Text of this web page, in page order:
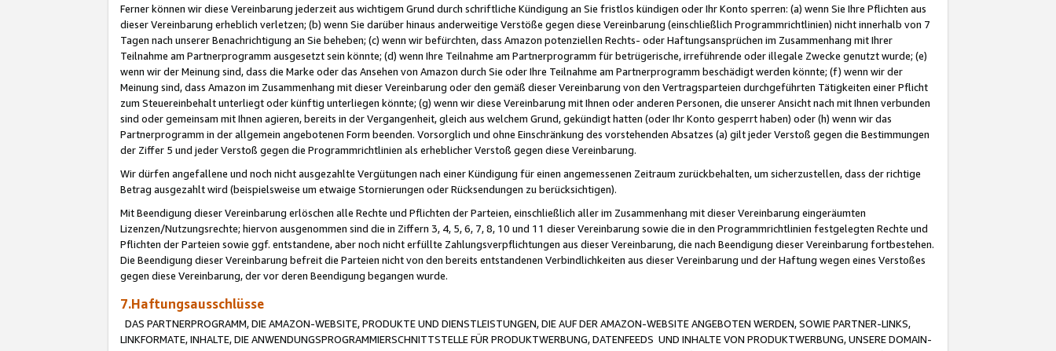
Ferner können wir diese Vereinbarung jederzeit aus wichtigem Grund durch schriftliche Kündigung an Sie fristlos kündigen oder Ihr Konto sperren: (a) wenn Sie Ihre Pflichten aus
dieser Vereinbarung erheblich verletzen; (b) wenn Sie darüber hinaus anderweitige Verstöße gegen diese Vereinbarung (einschließlich Programmrichtlinien) nicht innerhalb von 7
Tagen nach unserer Benachrichtigung an Sie beheben; (c) wenn wir befürchten, dass Amazon potenziellen Rechts- oder Haftungsansprüchen im Zusammenhang mit Ihrer
Teilnahme am Partnerprogramm ausgesetzt sein könnte; (d) wenn Ihre Teilnahme am Partnerprogramm für betrügerische, irreführende oder illegale Zwecke genutzt wurde; (e)
wenn wir der Meinung sind, dass die Marke oder das Ansehen von Amazon durch Sie oder Ihre Teilnahme am Partnerprogramm beschädigt werden könnte; (f) wenn wir der
Meinung sind, dass Amazon im Zusammenhang mit dieser Vereinbarung oder den gemäß dieser Vereinbarung von den Vertragsparteien durchgeführten Tätigkeiten einer Pflicht
zum Steuereinbehalt unterliegt oder künftig unterliegen könnte; (g) wenn wir diese Vereinbarung mit Ihnen oder anderen Personen, die unserer Ansicht nach mit Ihnen verbunden
sind oder gemeinsam mit Ihnen agieren, bereits in der Vergangenheit, gleich aus welchem Grund, gekündigt hatten (oder Ihr Konto gesperrt haben) oder (h) wenn wir das
Partnerprogramm in der allgemein angebotenen Form beenden. Vorsorglich und ohne Einschränkung des vorstehenden Absatzes (a) gilt jeder Verstoß gegen die Bestimmungen
der Ziffer 5 und jeder Verstoß gegen die Programmrichtlinien als erheblicher Verstoß gegen diese Vereinbarung.
Wir dürfen angefallene und noch nicht ausgezahlte Vergütungen nach einer Kündigung für einen angemessenen Zeitraum zurückbehalten, um sicherzustellen, dass der richtige
Betrag ausgezahlt wird (beispielsweise um etwaige Stornierungen oder Rücksendungen zu berücksichtigen).
Mit Beendigung dieser Vereinbarung erlöschen alle Rechte und Pflichten der Parteien, einschließlich aller im Zusammenhang mit dieser Vereinbarung eingeräumten
Lizenzen/Nutzungsrechte; hiervon ausgenommen sind die in Ziffern 3, 4, 5, 6, 7, 8, 10 und 11 dieser Vereinbarung sowie die in den Programmrichtlinien festgelegten Rechte und
Pflichten der Parteien sowie ggf. entstandene, aber noch nicht erfüllte Zahlungsverpflichtungen aus dieser Vereinbarung, die nach Beendigung dieser Vereinbarung fortbestehen.
Die Beendigung dieser Vereinbarung befreit die Parteien nicht von den bereits entstandenen Verbindlichkeiten aus dieser Vereinbarung und der Haftung wegen eines Verstoßes
gegen diese Vereinbarung, der vor deren Beendigung begangen wurde.
7.Haftungsausschlüsse
DAS PARTNERPROGRAMM, DIE AMAZON-WEBSITE, PRODUKTE UND DIENSTLEISTUNGEN, DIE AUF DER AMAZON-WEBSITE ANGEBOTEN WERDEN, SOWIE PARTNER-LINKS,
LINKFORMATE, INHALTE, DIE ANWENDUNGSPROGRAMMIERSCHNITTSTELLE FÜR PRODUKTWERBUNG, DATENFEEDS UND INHALTE VON PRODUKTWERBUNG, UNSERE DOMAIN-